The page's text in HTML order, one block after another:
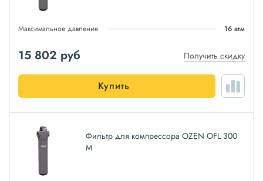
Максимальное давление 16 атм
15 802 руб Получить скидку
Купить
Фильтр для компрессора OZEN OFL 300
M